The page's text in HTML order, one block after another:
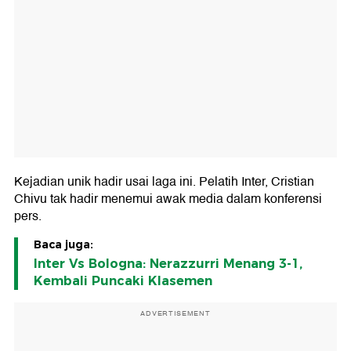
Kejadian unik hadir usai laga ini. Pelatih Inter, Cristian
Chivu tak hadir menemui awak media dalam konferensi
pers.
Baca juga:
Inter Vs Bologna: Nerazzurri Menang 3-1,
Kembali Puncaki Klasemen
ADVERTISEMENT